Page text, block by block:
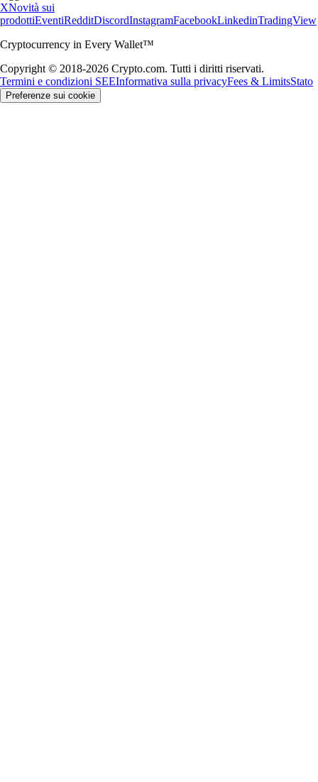
XNovità sui
prodottiEventiRedditDiscordInstagramFacebookLinkedinTradingView
Cryptocurrency in Every Wallet™
Copyright © 2018-2026 Crypto.com. Tutti i diritti riservati.
Termini e condizioni SEEInformativa sulla privacyFees & LimitsStato
Preferenze sui cookie